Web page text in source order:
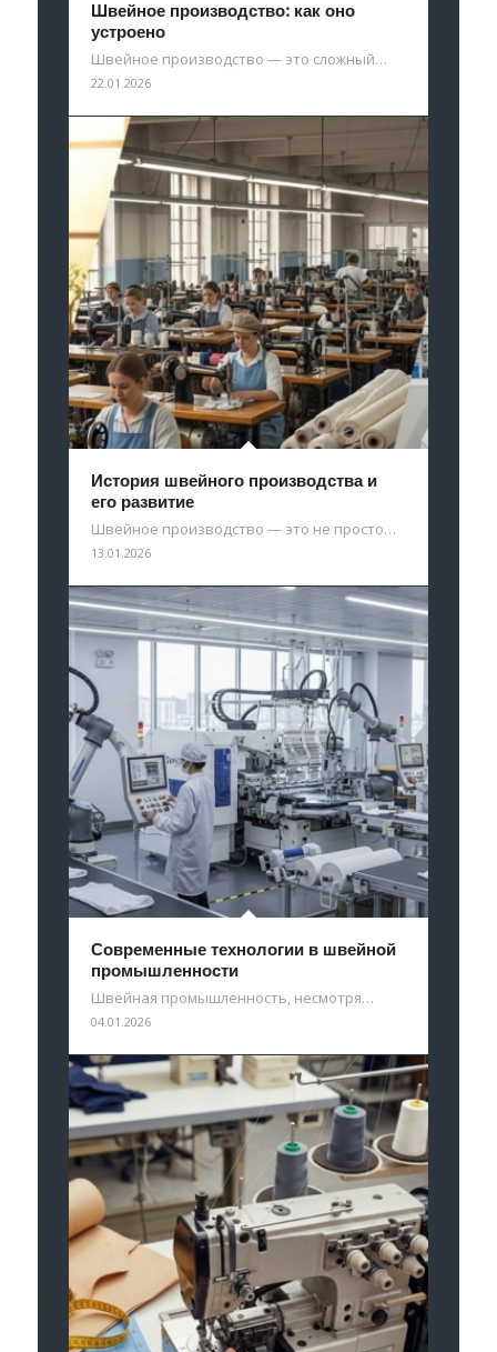
Швейное производство: как оно
устроено
Швейное производство — это сложный…
22.01.2026
История швейного производства и
его развитие
Швейное производство — это не просто…
13.01.2026
Современные технологии в швейной
промышленности
Швейная промышленность, несмотря…
04.01.2026